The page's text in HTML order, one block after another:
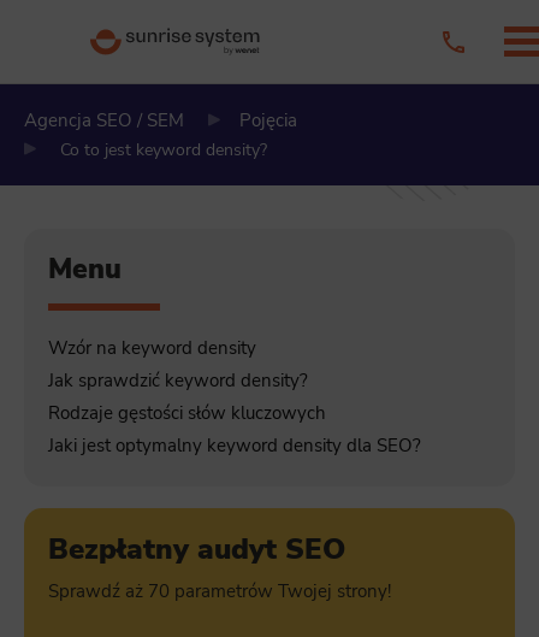
Agencja SEO / SEM
Pojęcia
Co to jest keyword density?
Menu
Wzór na keyword density
Jak sprawdzić keyword density?
Rodzaje gęstości słów kluczowych
Jaki jest optymalny keyword density dla SEO?
Bezpłatny audyt SEO
Sprawdź aż 70 parametrów Twojej strony!